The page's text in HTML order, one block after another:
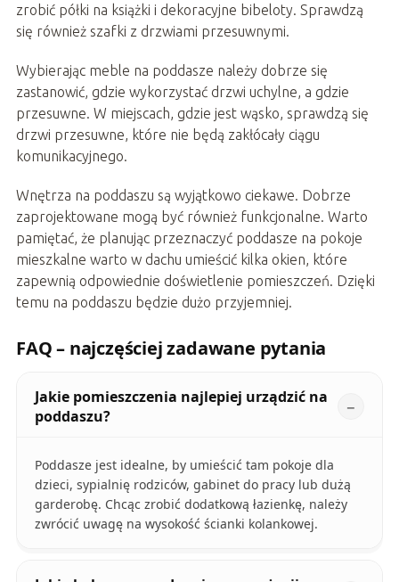
zrobić półki na książki i dekoracyjne bibeloty. Sprawdzą
się również szafki z drzwiami przesuwnymi.
Wybierając meble na poddasze należy dobrze się
zastanowić, gdzie wykorzystać drzwi uchylne, a gdzie
przesuwne. W miejscach, gdzie jest wąsko, sprawdzą się
drzwi przesuwne, które nie będą zakłócały ciągu
komunikacyjnego.
Wnętrza na poddaszu są wyjątkowo ciekawe. Dobrze
zaprojektowane mogą być również funkcjonalne. Warto
pamiętać, że planując przeznaczyć poddasze na pokoje
mieszkalne warto w dachu umieścić kilka okien, które
zapewnią odpowiednie doświetlenie pomieszczeń. Dzięki
temu na poddaszu będzie dużo przyjemniej.
FAQ – najczęściej zadawane pytania
Jakie pomieszczenia najlepiej urządzić na
poddaszu?
Poddasze jest idealne, by umieścić tam pokoje dla
dzieci, sypialnię rodziców, gabinet do pracy lub dużą
garderobę. Chcąc zrobić dodatkową łazienkę, należy
zwrócić uwagę na wysokość ścianki kolankowej.